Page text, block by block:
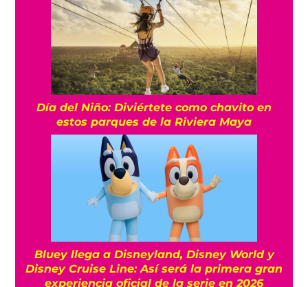
Día del Niño: Diviértete como chavito en
estos parques de la Riviera Maya
Bluey llega a Disneyland, Disney World y
Disney Cruise Line: Así será la primera gran
experiencia oficial de la serie en 2026